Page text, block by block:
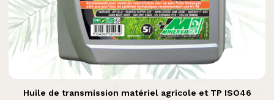
Aperçu rapide
Huile de transmission matériel agricole et TP ISO46